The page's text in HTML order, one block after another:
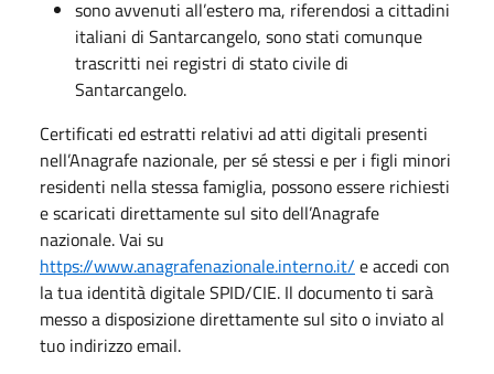
sono avvenuti all’estero ma, riferendosi a cittadini
italiani di Santarcangelo, sono stati comunque
trascritti nei registri di stato civile di
Santarcangelo.
Certificati ed estratti relativi ad atti digitali presenti
nell’Anagrafe nazionale, per sé stessi e per i figli minori
residenti nella stessa famiglia, possono essere richiesti
e scaricati direttamente sul sito dell’Anagrafe
nazionale. Vai su
https://www.anagrafenazionale.interno.it/ e accedi con
la tua identità digitale SPID/CIE. Il documento ti sarà
messo a disposizione direttamente sul sito o inviato al
tuo indirizzo email.